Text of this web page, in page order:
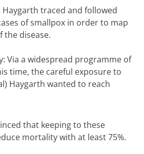
traced and followed
of smallpox in order to map
the disease.
Via a widespread programme of
time, the careful exposure to
Haygarth wanted to reach
that keeping to these
mortality with at least 75%.